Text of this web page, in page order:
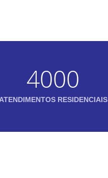
4000
ATENDIMENTOS RESIDENCIAIS